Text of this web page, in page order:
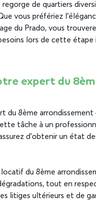
de quartiers
vous préfériez
du Prado, vous
lors de cette
expert du
du 8ème arrondissement
tâche à un
d’obtenir un état
du 8ème
tout en
litiges ultérieurs et de